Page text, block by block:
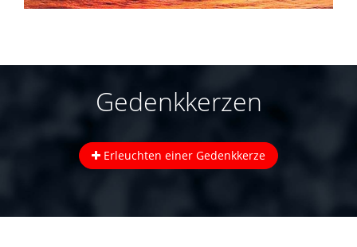
Gedenkkerzen
Erleuchten einer Gedenkkerze